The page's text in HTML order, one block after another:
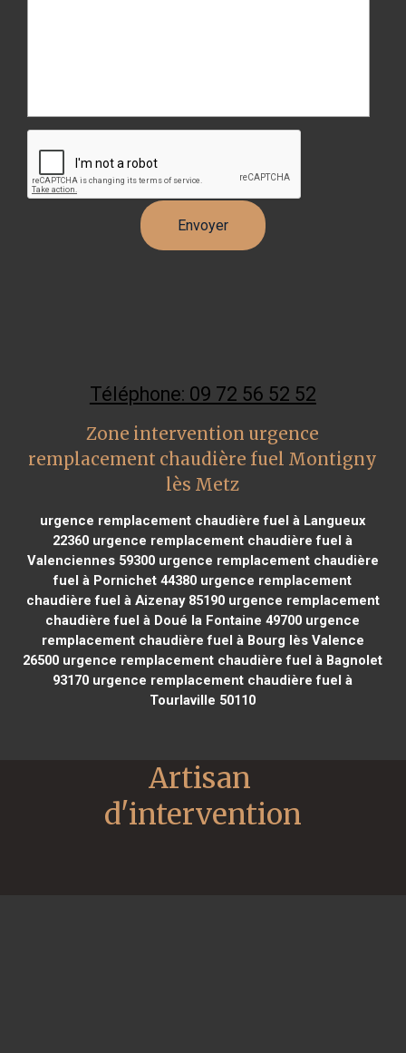
Téléphone: 09 72 56 52 52
Zone intervention urgence
remplacement chaudière fuel Montigny
lès Metz
urgence remplacement chaudière fuel à Langueux
22360 urgence remplacement chaudière fuel à
Valenciennes 59300urgence remplacement chaudière
fuel à Pornichet 44380 urgence remplacement
chaudière fuel à Aizenay 85190urgence remplacement
chaudière fuel à Doué la Fontaine 49700 urgence
remplacement chaudière fuel à Bourg lès Valence
26500 urgence remplacement chaudière fuel à Bagnolet
93170 urgence remplacement chaudière fuel à
Tourlaville 50110
Artisan
d'intervention